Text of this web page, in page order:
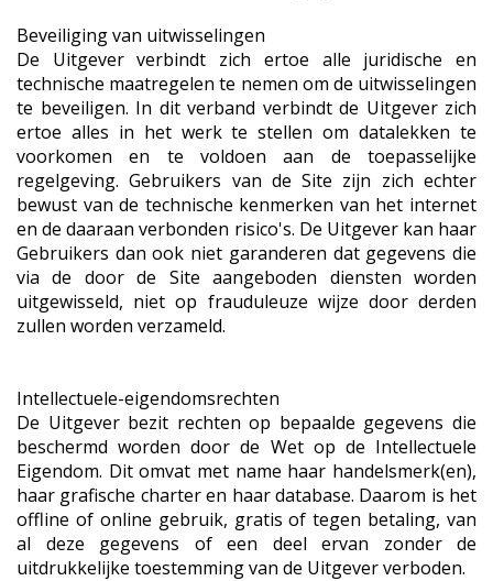
Beveiliging van uitwisselingen
De Uitgever verbindt zich ertoe alle juridische en
technische maatregelen te nemen om de uitwisselingen
te beveiligen. In dit verband verbindt de Uitgever zich
ertoe alles in het werk te stellen om datalekken te
voorkomen en te voldoen aan de toepasselijke
regelgeving. Gebruikers van de Site zijn zich echter
bewust van de technische kenmerken van het internet
en de daaraan verbonden risico's. De Uitgever kan haar
Gebruikers dan ook niet garanderen dat gegevens die
via de door de Site aangeboden diensten worden
uitgewisseld, niet op frauduleuze wijze door derden
zullen worden verzameld.
Intellectuele-eigendomsrechten
De Uitgever bezit rechten op bepaalde gegevens die
beschermd worden door de Wet op de Intellectuele
Eigendom. Dit omvat met name haar handelsmerk(en),
haar grafische charter en haar database. Daarom is het
offline of online gebruik, gratis of tegen betaling, van
al deze gegevens of een deel ervan zonder de
uitdrukkelijke toestemming van de Uitgever verboden.